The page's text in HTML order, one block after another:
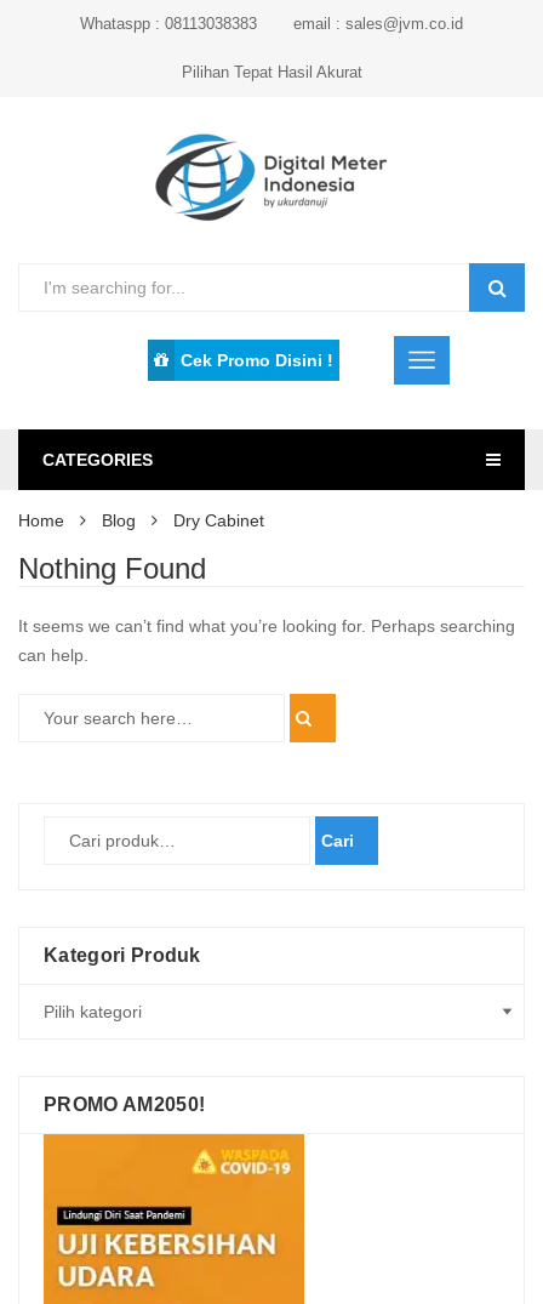
Whataspp : 08113038383 email : sales@jvm.co.id
Pilihan Tepat Hasil Akurat
Cek Promo Disini !
CATEGORIES
Home Blog Dry Cabinet
Nothing Found
It seems we can’t find what you’re looking for. Perhaps searching
can help.
Cari
Kategori Produk
PROMO AM2050!